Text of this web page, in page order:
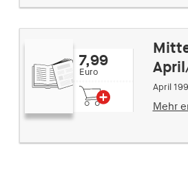
7,99
Euro
April
Mehr